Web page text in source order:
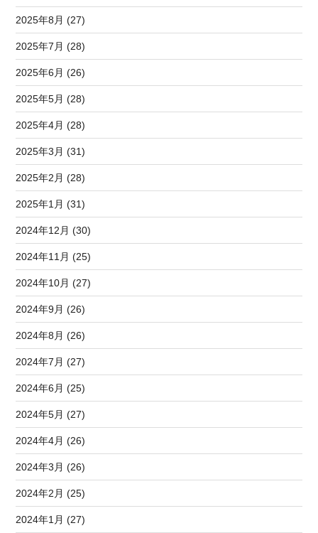
2025年8月 (27)
2025年7月 (28)
2025年6月 (26)
2025年5月 (28)
2025年4月 (28)
2025年3月 (31)
2025年2月 (28)
2025年1月 (31)
2024年12月 (30)
2024年11月 (25)
2024年10月 (27)
2024年9月 (26)
2024年8月 (26)
2024年7月 (27)
2024年6月 (25)
2024年5月 (27)
2024年4月 (26)
2024年3月 (26)
2024年2月 (25)
2024年1月 (27)